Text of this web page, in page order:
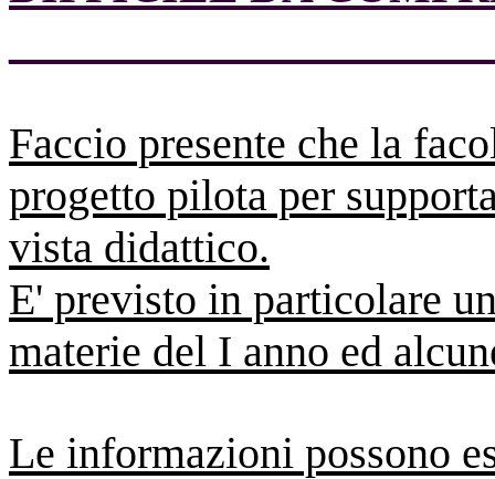
Faccio presente che la
progetto pilota per
vista didattico.
E' previsto in particolare
materie del I anno ed
Le informazioni possono